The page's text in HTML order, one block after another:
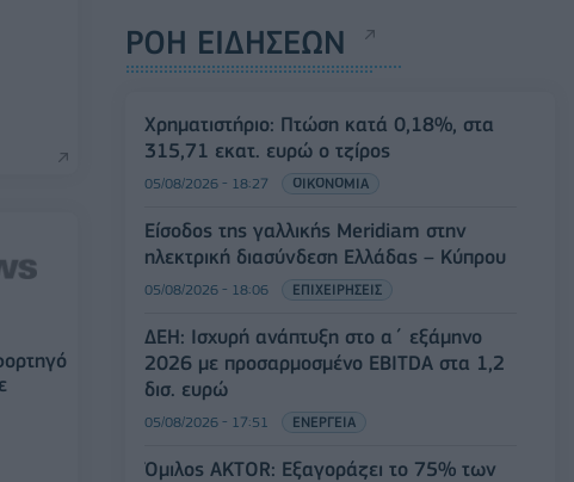
ΡΟΗ ΕΙΔΗΣΕΩΝ
Χρηματιστήριο: Πτώση κατά 0,18%, στα
315,71 εκατ. ευρώ ο τζίρος
05/08/2026 - 18:27 ΟΙΚΟΝΟΜΙΑ
Είσοδος της γαλλικής Meridiam στην
ηλεκτρική διασύνδεση Ελλάδας – Κύπρου
05/08/2026 - 18:06 ΕΠΙΧΕΙΡΗΣΕΙΣ
ΔΕΗ: Ισχυρή ανάπτυξη στο α΄ εξάμηνο
2026 με προσαρμοσμένο EBITDA στα 1,2
δισ. ευρώ
05/08/2026 - 17:51 ΕΝΕΡΓΕΙΑ
Όμιλος AKTOR: Εξαγοράζει το 75% των